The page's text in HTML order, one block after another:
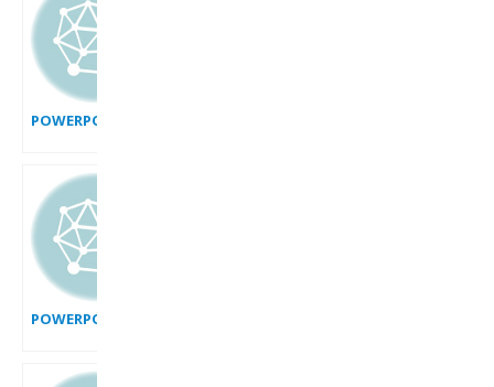
POWERPOINT_2007_EFFET_COURBE
POWERPOINT_2007_EFFET_BARRIERES_OBJECTIFS